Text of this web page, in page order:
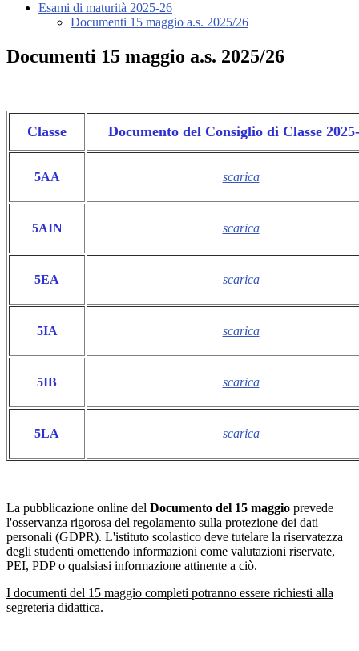
Esami di maturità 2025-26
Documenti 15 maggio a.s. 2025/26
Documenti 15 maggio a.s. 2025/26
Classe Documento del Consiglio di Classe
5AA scarica
5AIN scarica
5EA scarica
5IA scarica
5IB scarica
5LA scarica
La pubblicazione online del Documento del 15 maggio prevede
l'osservanza rigorosa del regolamento sulla protezione dei dati
personali (GDPR). L'istituto scolastico deve tutelare la riservatezza
degli studenti omettendo informazioni come valutazioni riservate,
PEI, PDP o qualsiasi informazione attinente a ciò.
I documenti del 15 maggio completi potranno essere richiesti alla
segreteria didattica.